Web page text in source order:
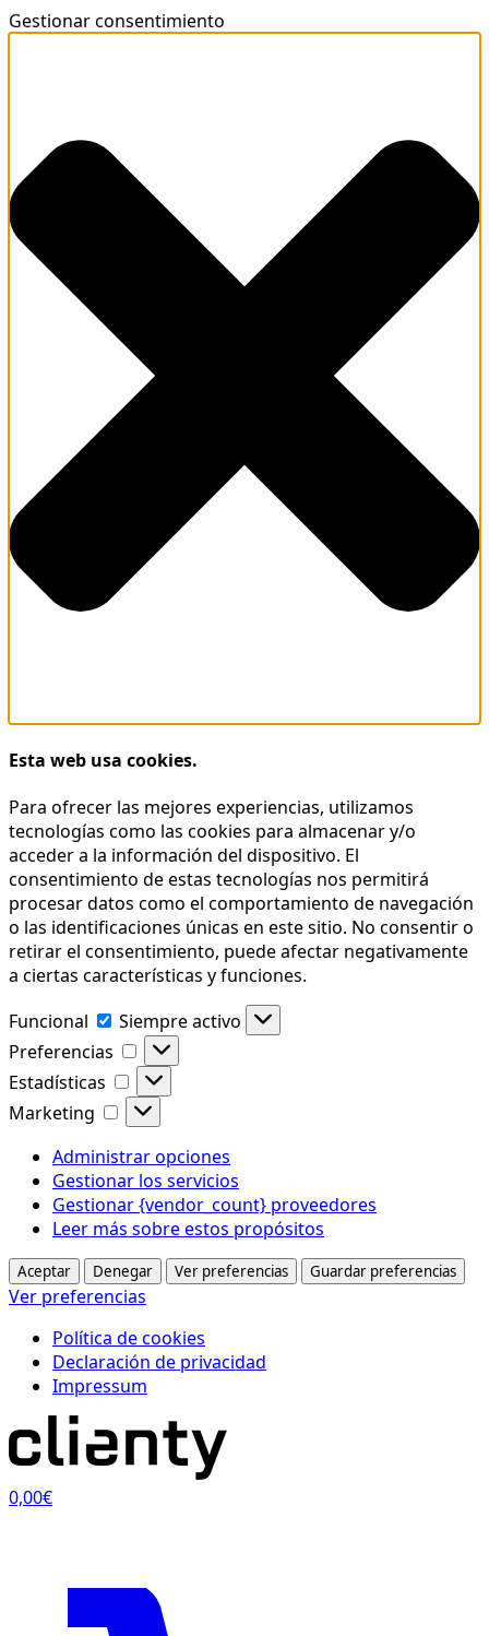
Gestionar consentimiento
Esta web usa cookies.
Para ofrecer las mejores experiencias, utilizamos
tecnologías como las cookies para almacenar y/o
acceder a la información del dispositivo. El
consentimiento de estas tecnologías nos permitirá
procesar datos como el comportamiento de navegación
o las identificaciones únicas en este sitio. No consentir o
retirar el consentimiento, puede afectar negativamente
a ciertas características y funciones.
Funcional
Funcional
Siempre activo
Preferencias
Preferencias
Estadísticas
Estadísticas
Marketing
Marketing
Administrar opciones
Gestionar los servicios
Gestionar {vendor_count} proveedores
Leer más sobre estos propósitos
Aceptar Denegar Ver preferencias Guardar preferencias
Ver preferencias
Política de cookies
Declaración de privacidad
Impressum
0,00€